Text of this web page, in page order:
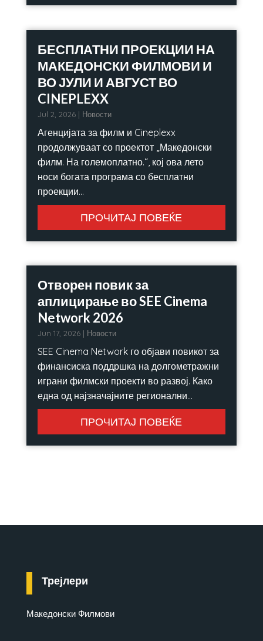
БЕСПЛАТНИ ПРОЕКЦИИ НА
МАКЕДОНСКИ ФИЛМОВИ И
ВО ЈУЛИ И АВГУСТ ВО
CINEPLEXX
Jul 2, 2026| Новости
Агенцијата за филм и Cineplexx
продолжуваат со проектот „Македонски
филм. На големоплатно.“, кој ова лето
носи богата програма со бесплатни
проекции...
ПРОЧИТАЈ ПОВЕЌЕ
Отворен повик за
аплицирање во SEE Cinema
Network 2026
Jun 17, 2026| Новости
SEE Cinema Network го објави повикот за
финансиска поддршка на долгометражни
играни филмски проекти во развој. Како
една од најзначајните регионални...
ПРОЧИТАЈ ПОВЕЌЕ
Трејлери
Македонски Филмови